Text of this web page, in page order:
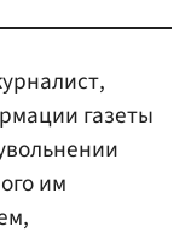
газеты
им